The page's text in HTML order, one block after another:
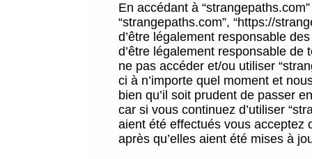
En accédant à
“strangepaths.com”, “https://
d’être légalement responsable
d’être légalement responsable
ne pas accéder et/ou utiliser
ci à n’importe quel moment et
bien qu’il soit prudent de passer
car si vous continuez d’utiliser
aient été effectués vous acceptez
après qu’elles aient été mises à